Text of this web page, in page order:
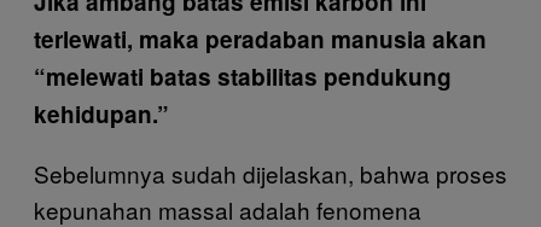
terlewati, maka peradaban manusia akan
“melewati batas stabilitas pendukung
kehidupan.”
Sebelumnya sudah dijelaskan, bahwa proses
kepunahan massal adalah fenomena